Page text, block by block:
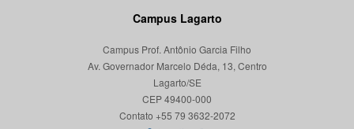
Campus Lagarto
Campus Prof. Antônio Garcia Filho
Av. Governador Marcelo Déda, 13, Centro
Lagarto/SE
CEP 49400-000